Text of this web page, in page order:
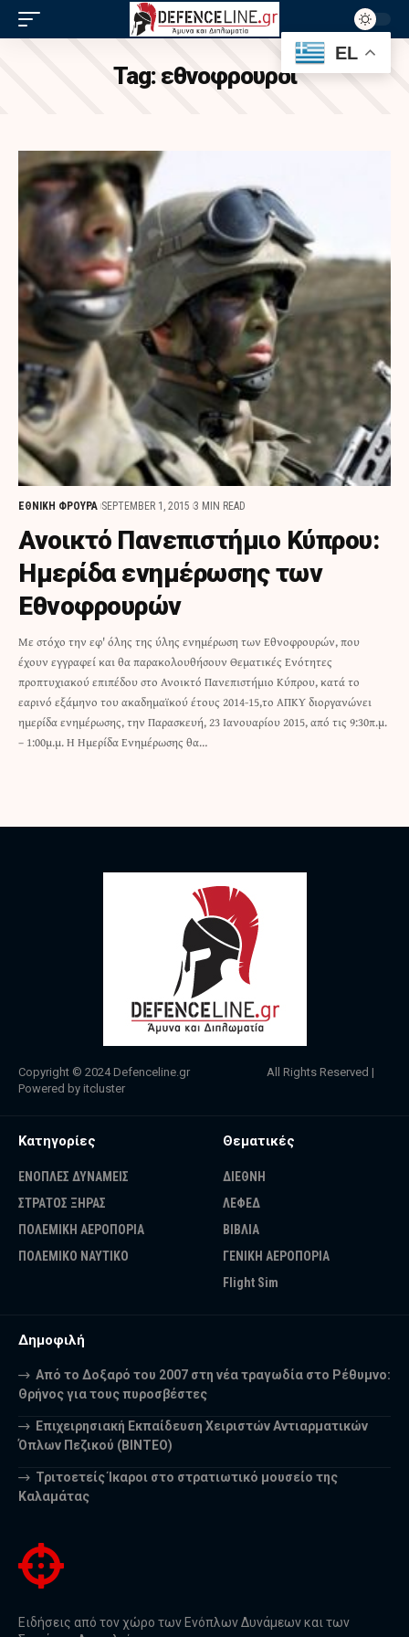
Tag: εθνοφρουροι
ΕΘΝΙΚΗ ΦΡΟΥΡΑ SEPTEMBER 1, 2015 3 MIN READ
Ανοικτό Πανεπιστήμιο Κύπρου:
Ημερίδα ενημέρωσης των
Εθνοφρουρών
Με στόχο την εφ' όλης της ύλης ενημέρωση των Εθνοφρουρών, που
έχουν εγγραφεί και θα παρακολουθήσουν Θεματικές Ενότητες
προπτυχιακού επιπέδου στο Ανοικτό Πανεπιστήμιο Κύπρου, κατά το
εαρινό εξάμηνο του ακαδημαϊκού έτους 2014-15,το ΑΠΚΥ διοργανώνει
ημερίδα ενημέρωσης, την Παρασκευή, 23 Ιανουαρίου 2015, από τις 9:30π.μ.
– 1:00μ.μ. Η Ημερίδα Ενημέρωσης θα…
Copyright © 2024 Defenceline.gr All Rights Reserved |
Powered by itcluster
Κατηγορίες
ΕΝΟΠΛΕΣ ΔΥΝΑΜΕΙΣ
ΣΤΡΑΤΟΣ ΞΗΡΑΣ
ΠΟΛΕΜΙΚΗ ΑΕΡΟΠΟΡΙΑ
ΠΟΛΕΜΙΚΟ ΝΑΥΤΙΚΟ
Θεματικές
ΔΙΕΘΝΗ
ΛΕΦΕΔ
ΒΙΒΛΙΑ
ΓΕΝΙΚΗ ΑΕΡΟΠΟΡΙΑ
Flight Sim
Δημοφιλή
Από το Δοξαρό του 2007 στη νέα τραγωδία στο Ρέθυμνο:
Θρήνος για τους πυροσβέστες
Επιχειρησιακή Εκπαίδευση Χειριστών Αντιαρματικών
Όπλων Πεζικού (ΒΙΝΤΕΟ)
Τριτοετείς Ίκαροι στο στρατιωτικό μουσείο της
Καλαμάτας
Ειδήσεις από τον χώρο των Ενόπλων Δυνάμεων και των
EL